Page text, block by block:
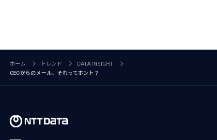
ホーム トレンド
DATA INSIGHT
CEOからのメール、それってホント？